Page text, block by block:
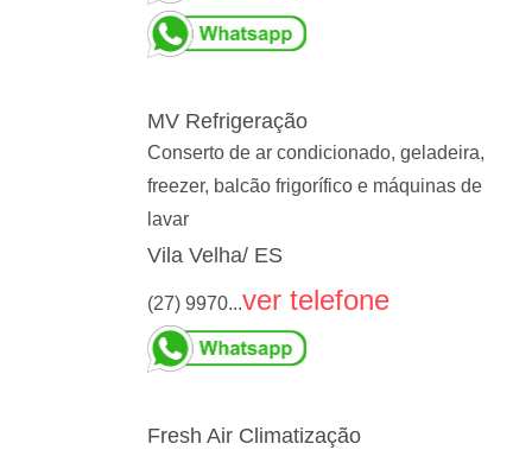
MV Refrigeração
Conserto de ar condicionado, geladeira,
freezer, balcão frigorífico e máquinas de
lavar
Vila Velha/ ES
(27) 9970...ver telefone
Fresh Air Climatização